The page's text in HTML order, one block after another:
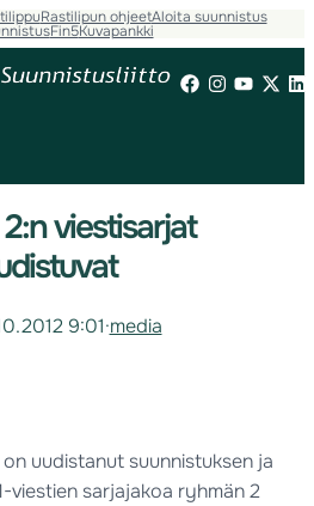
Rastilipun ohjeetAloita suunnistus
Fin5Kuvapankki
viestisarjat
9:01·media
uudistanut suunnistuksen ja
viestien sarjajakoa ryhmän 2